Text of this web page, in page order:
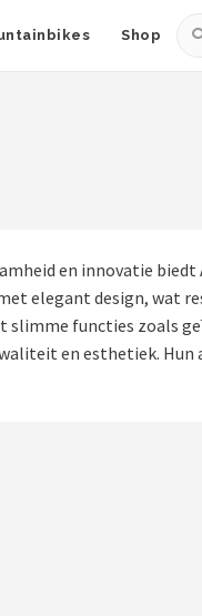
Shop
en innovatie
elegant design, wat
functies zoals
en esthetiek. Hun